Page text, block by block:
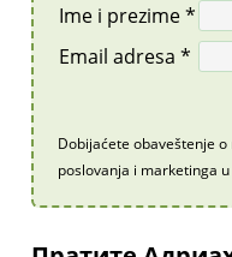
Ime i prezime *
Email adresa *
Dobijaćete obaveštenje
poslovanja i marketinga